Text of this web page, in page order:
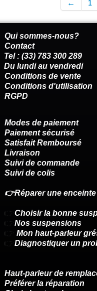
← 1
Qui sommes-nous?
Contact
Tel : (33) 783 300 289
Du lundi au vendredi
Conditions de vente
Conditions d'utilisation
RGPD
Modes de paiement
Paiement sécurisé
Satisfait Remboursé
Livraison
Suivi de commande
Suivi de colis
👉Réparer une
👉 Choisir la bonne
👉 Nos suspensions
👉 Mon haut-parleur
👉 Diagnostiquer un
Haut-parleur de
Préférer la réparation